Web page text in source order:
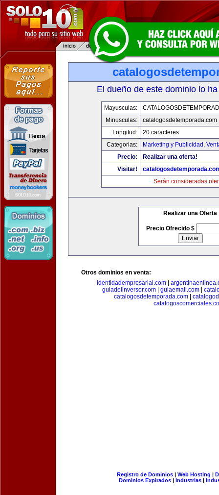
El dueño de este dominio lo
Mayusculas:
Minusculas:
catalogosdetemporada.com
Longitud:
20 caracteres
Categorias:
Marketing y Publicidad ,
Precio:
Realizar una oferta!
Visitar!
Serán consideradas
Realizar una Oferta
Precio Ofrecido $
Otros dominios en venta:
identidadempresarial.com
guiadelinversor.com| guiaemail.com|
catalogosdetemporada.com|
Registro de Dominios| Web Hosting |
Dominios Expirados | Industrias |